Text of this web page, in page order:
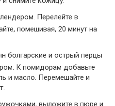
Перелейте в
помешивая, 20 минут на
болгарские и острый перцы
К помидорам добавьте
и масло. Перемешайте и
выложите в пюре и